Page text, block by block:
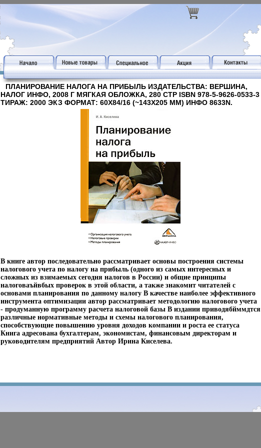
ПЛАНИРОВАНИЕ НАЛОГА НА ПРИБЫЛЬ ИЗДАТЕЛЬСТВА: ВЕРШИНА,
НАЛОГ ИНФО, 2008 Г МЯГКАЯ ОБЛОЖКА, 280 СТР ISBN 978-5-9626-0533-3
ТИРАЖ: 2000 ЭКЗ ФОРМАТ: 60X84/16 (~143Х205 ММ) ИНФО 8633N.
В книге автор последовательно рассматривает основы построения системы
налогового учета по налогу на прибыль (одного из самых интересных и
сложных из взимаемых сегодня налогов в России) и общие принципы
налоговаъйвбых проверок в этой области, а также знакомит читателей с
основами планирования по данному налогу В качестве наиболее эффективного
инструмента оптимизации автор рассматривает методологию налогового учета
- продуманную программу расчета налоговой базы В издании приводябйммдтся
различные нормативные методы и схемы налогового планирования,
способствующие повышению уровня доходов компании и роста ее статуса
Книга адресована бухгалтерам, экономистам, финансовым директорам и
руководителям предприятий Автор Ирина Киселева.